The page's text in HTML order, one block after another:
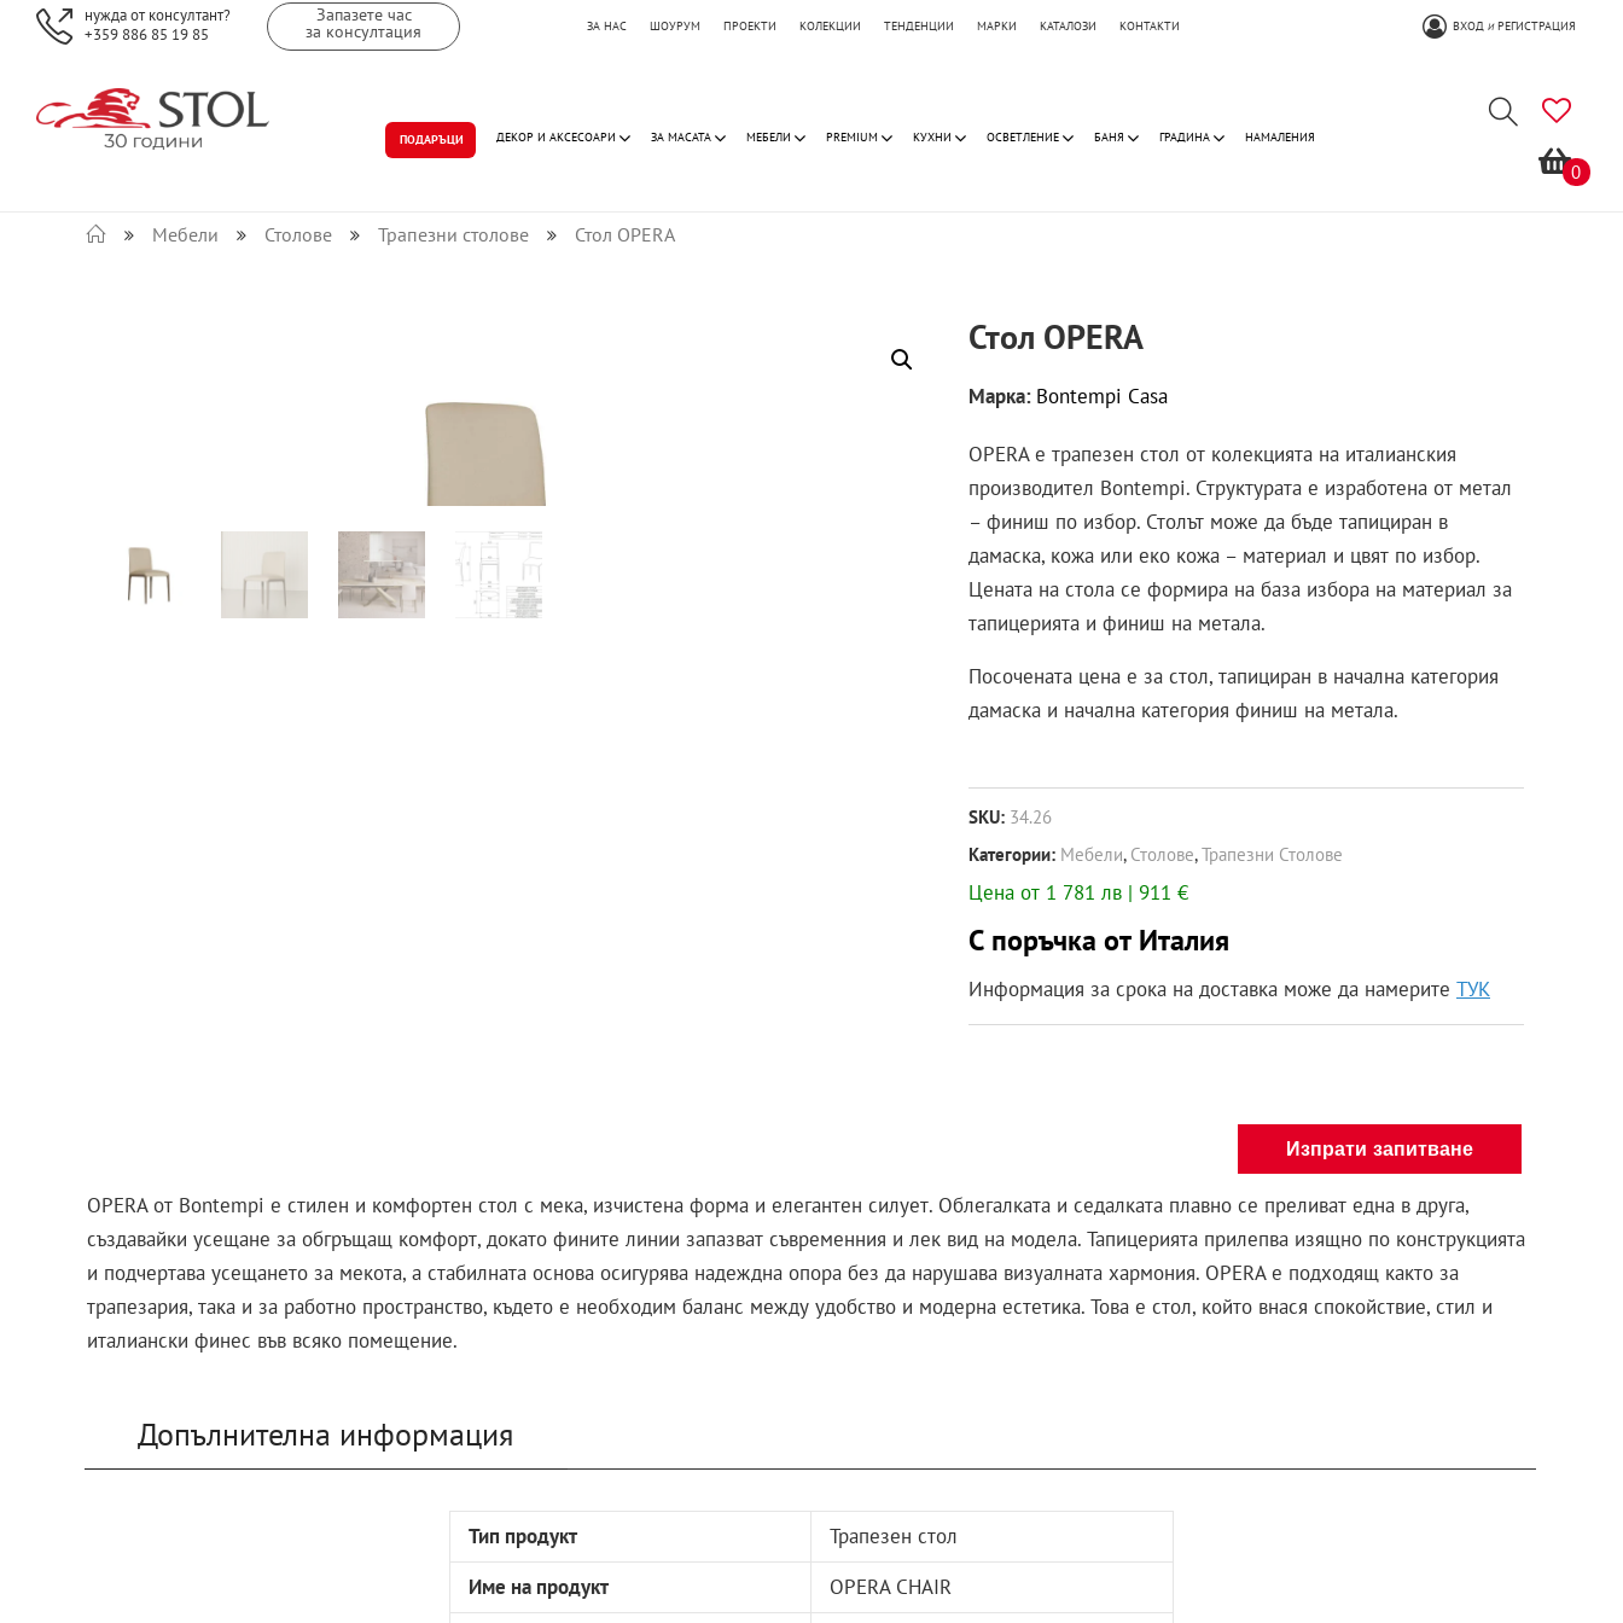
нужда от консултант?
+359 886 85 19 85
Запазете час
за консултация ЗА НАС ШОУРУМ ПРОЕКТИ КОЛЕКЦИИ ТЕНДЕНЦИИ МАРКИ КАТАЛОЗИ КОНТАКТИ ВХОДИРЕГИСТРАЦИЯ
ПОДАРЪЦИ ДЕКОР И АКСЕСОАРИ ЗА МАСАТА МЕБЕЛИ PREMIUM КУХНИ ОСВЕТЛЕНИЕ БАНЯ ГРАДИНА НАМАЛЕНИЯ
0
Мебели Столове Трапезни столове Стол OPERA
Стол OPERA
Марка: Bontempi Casa
OPERA е трапезен стол от колекцията на италианския
производител Bontempi. Структурата е изработена от метал
– финиш по избор. Столът може да бъде тапициран в
дамаска, кожа или еко кожа – материал и цвят по избор.
Цената на стола се формира на база избора на материал за
тапицерията и финиш на метала.
Посочената цена е за стол, тапициран в начална категория
дамаска и начална категория финиш на метала.
SKU: 34.26
Категории: Мебели, Столове,Трапезни Столове
Цена от 1 781 лв | 911 €
С поръчка от Италия
Информация за срока на доставка може да намерите ТУК
Изпрати запитване
OPERA от Bontempi е стилен и комфортен стол с мека, изчистена форма и елегантен силует. Облегалката и седалката плавно се преливат една в друга,
създавайки усещане за обгръщащ комфорт, докато фините линии запазват съвременния и лек вид на модела. Тапицерията прилепва изящно по конструкцията
и подчертава усещането за мекота, а стабилната основа осигурява надеждна опора без да нарушава визуалната хармония. OPERA е подходящ както за
трапезария, така и за работно пространство, където е необходим баланс между удобство и модерна естетика. Това е стол, който внася спокойствие, стил и
италиански финес във всяко помещение.
Допълнителна информация
Тип продукт
Трапезен стол
Име на продукт
OPERA CHAIR